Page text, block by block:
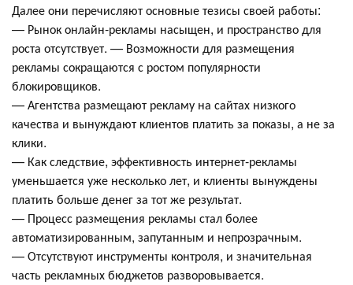
Далее они перечисляют основные тезисы своей работы:
— Рынок онлайн-рекламы насыщен, и пространство для
роста отсутствует. — Возможности для размещения
рекламы сокращаются с ростом популярности
блокировщиков.
— Агентства размещают рекламу на сайтах низкого
качества и вынуждают клиентов платить за показы, а не за
клики.
— Как следствие, эффективность интернет-рекламы
уменьшается уже несколько лет, и клиенты вынуждены
платить больше денег за тот же результат.
— Процесс размещения рекламы стал более
автоматизированным, запутанным и непрозрачным.
— Отсутствуют инструменты контроля, и значительная
часть рекламных бюджетов разворовывается.